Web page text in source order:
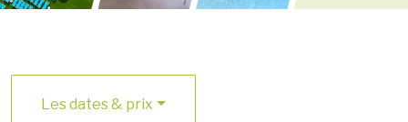
Les dates & prix